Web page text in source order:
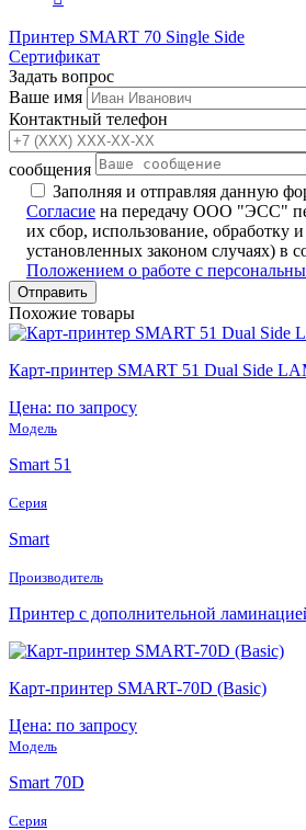
Принтер SMART 70 Single Side
Сертификат
Задать вопрос
Ваше имя
Контактный телефон
сообщения
Заполняя и отправляя данную
Согласие на передачу ООО "ЭСС"
их сбор, использование, обработку
установленных законом случаях) в
Положением о работе с
Похожие товары
Карт-принтер SMART 51 Dual Side
Цена: по запросу
Модель
Smart 51
Серия
Smart
Производитель
Принтер с дополнительной
Карт-принтер SMART-70D (Basic)
Цена: по запросу
Модель
Smart 70D
Серия